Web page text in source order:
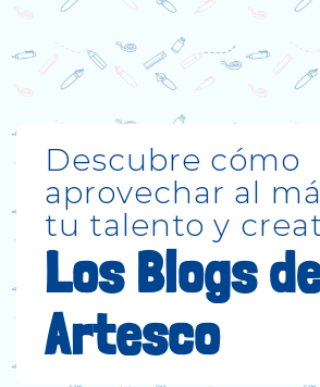
Descubre cómo
aprovechar al
tu talento y
Los Blogs
Artesco